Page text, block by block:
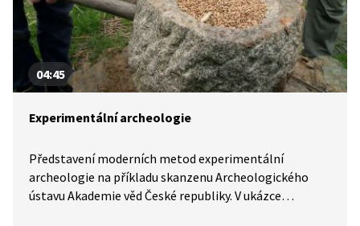
04:45
Experimentální archeologie
Představení moderních metod experimentální
archeologie na příkladu skanzenu Archeologického
ústavu Akademie věd České republiky. V ukázce